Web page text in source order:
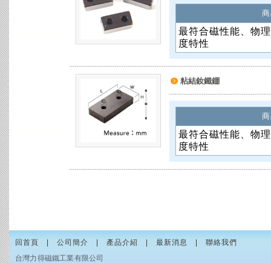
最符合磁性能、物
度特性
粘結釹鐵錋
最符合磁性能、物
度特性
回首頁 公司簡介 產品介紹 最新消息
聯絡我們
台灣力得磁鐵工業有限公司